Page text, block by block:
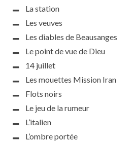
La station
Les veuves
Les diables de Beausanges
Le point de vue de Dieu
14 juillet
Les mouettes Mission Iran
Flots noirs
Le jeu de la rumeur
L’italien
L’ombre portée